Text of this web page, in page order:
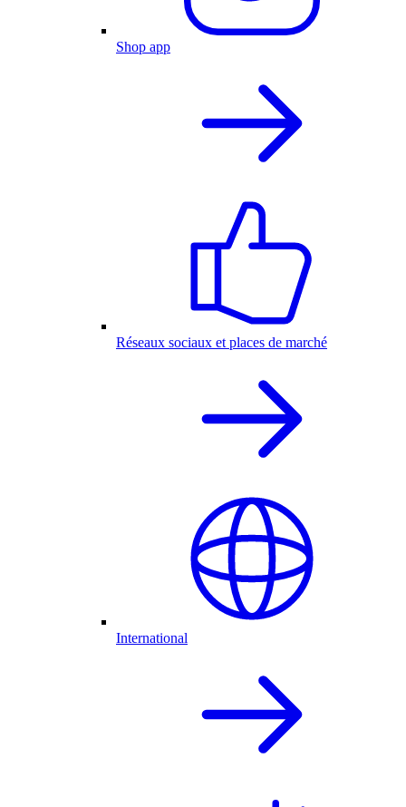
Shop app
Réseaux sociaux et places de marché
International